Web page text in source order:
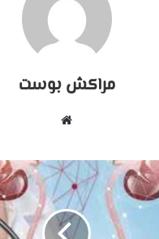
مراكش بوست